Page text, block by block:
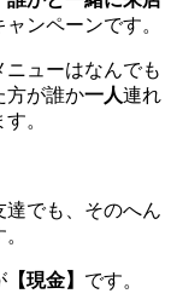
ャンペーンです。
ューはなんでも
方が誰か一人連れ
。
でも、そのへん
【現金】 です。